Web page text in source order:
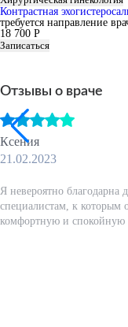
Контрастная
требуется направление
18 700 Р
Записаться
Отзывы о враче
Ксения
21.02.2023
Я невероятно благодарна
специалистам, к которым
комфортную и спокойную